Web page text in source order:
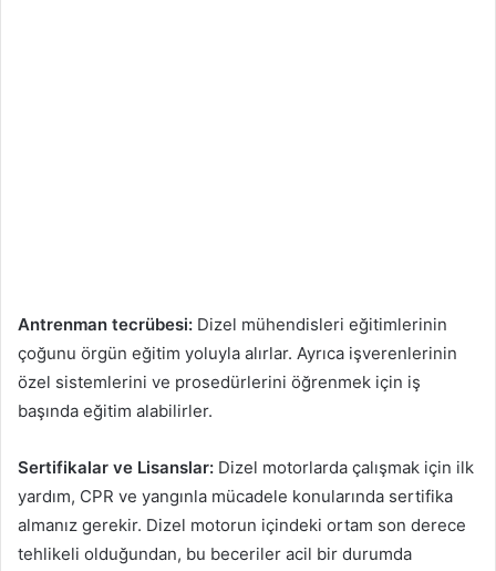
Antrenman tecrübesi: Dizel mühendisleri eğitimlerinin
çoğunu örgün eğitim yoluyla alırlar. Ayrıca işverenlerinin
özel sistemlerini ve prosedürlerini öğrenmek için iş
başında eğitim alabilirler.
Sertifikalar ve Lisanslar: Dizel motorlarda çalışmak için ilk
yardım, CPR ve yangınla mücadele konularında sertifika
almanız gerekir. Dizel motorun içindeki ortam son derece
tehlikeli olduğundan, bu beceriler acil bir durumda